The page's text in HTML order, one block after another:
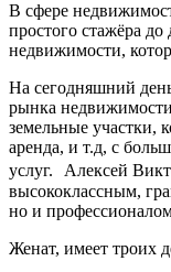
В сфере
простого стажёра до
недвижимости,
На сегодняшний
рынка
земельные участки,
аренда, и т.д, с
услуг. Алексей
высококлассным,
но и
Женат, имеет троих